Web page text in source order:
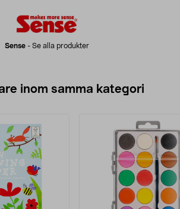
Sense - Se alla produkter
inom samma kategori